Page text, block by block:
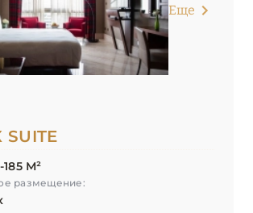
Еще
SUITE
185 М²
размещение: